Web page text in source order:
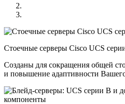
Стоечные серверы Cisco UCS
Созданы для сокращения общей
и повышение адаптивности